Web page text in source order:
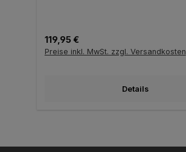
Regulärer Preis:
119,95 €
Preise inkl. MwSt. zzgl. Versandkosten
Details